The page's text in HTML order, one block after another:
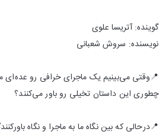
گوینده: آتریسا علوی
نویسنده: سروش شعبانی
📍وقتی می‌بینیم یک ماجرای خرافی رو عده‌ای
چطوری این داستان تخیلی رو باور می‌کنند؟
📍درحالی که بین نگاه ما به ماجرا و نگاه